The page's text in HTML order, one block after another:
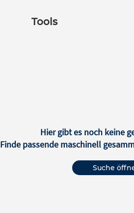
Tools
Hier gibt es noch keine
Finde passende maschinell
Suche